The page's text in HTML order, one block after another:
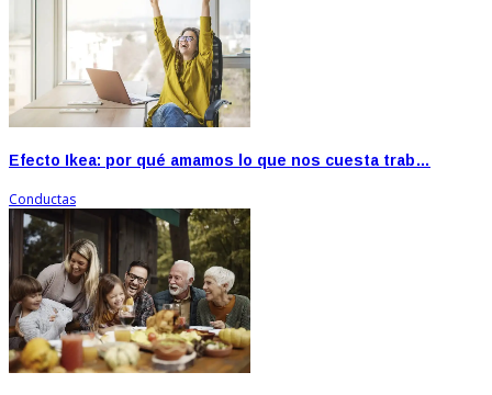
Efecto Ikea: por qué amamos lo que nos cuesta trab…
Conductas